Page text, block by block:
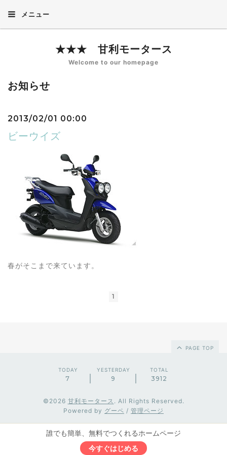
メニュー
★★★ 甘利モータース
Welcome to our homepage
お知らせ
2013/02/01 00:00
ビーウイズ
春がそこまで来ています。
1
PAGE TOP
TODAY
7
YESTERDAY
9
TOTAL
3912
©2026 甘利モータース . All Rights Reserved.
Powered by グーペ / 管理ページ
誰でも簡単、無料でつくれるホームページ
今すぐはじめる